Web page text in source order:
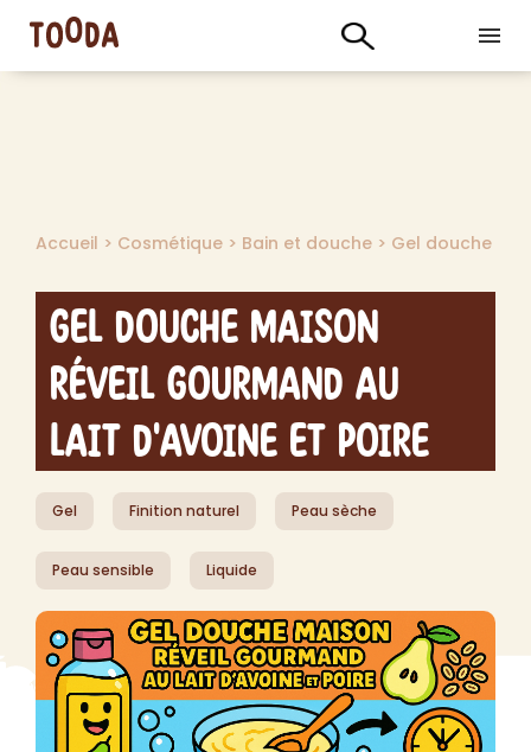
Accueil > Cosmétique > Bain et douche > Gel douche
Gel Douche Maison
Réveil Gourmand au
Lait d'Avoine et Poire
Gel Finition naturel Peau sèche
Peau sensible Liquide